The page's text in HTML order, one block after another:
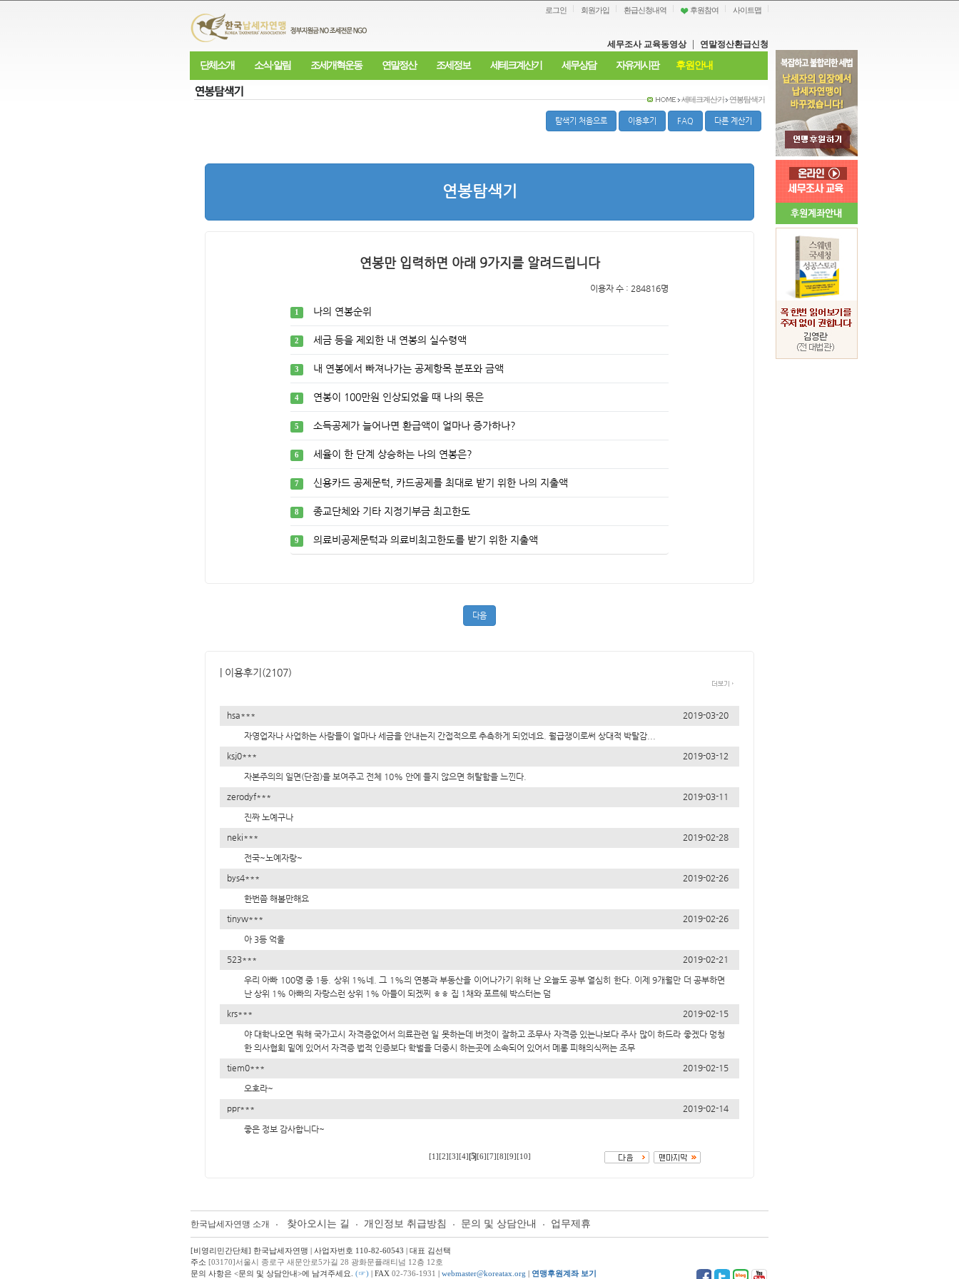
로그인 회원가입 환급신청내역 후원참여 사이트맵
세무조사 교육동영상| 연말정산환급신청
단체소개 소식·알림 조세개혁운동 연말정산 조세정보 세테크계산기 세무상담 자유게시판 후원안내
세테크계산기 연봉탐색기
탐색기 처음으로 이용후기 FAQ 다른 계산기
연봉탐색기
연봉만 입력하면 아래 9가지를 알려드립니다
이용자 수 : 284816명
1 나의 연봉순위
2 세금 등을 제외한 내 연봉의 실수령액
3 내 연봉에서 빠져나가는 공제항목 분포와 금액
4 연봉이 100만원 인상되었을 때 나의 몫은
5 소득공제가 늘어나면 환급액이 얼마나 증가하나?
6 세율이 한 단계 상승하는 나의 연봉은?
7 신용카드 공제문턱, 카드공제를 최대로 받기 위한 나의 지출액
8 종교단체와 기타 지정기부금 최고한도
9 의료비공제문턱과 의료비최고한도를 받기 위한 지출액
다음
| 이용후기(2107)
hsa*** 2019-03-20
자영업자나 사업하는 사람들이 얼마나 세금을 안내는지 간접적으로 추측하게 되었네요. 월급쟁이로써 상대적 박탈감...
ksj0***
2019-03-12
자본주의의 일면(단점)을 보여주고 전체 10% 안에 들지 않으면 허탈함을 느낀다.
zerodyf***
2019-03-11
진짜 노예구나
neki***
2019-02-28
전국~노예자랑~
bys4***
2019-02-26
한번쯤 해볼만해요
tinyw***
2019-02-26
아 3등 억울
523***
2019-02-21
우리 아빠 100명 중 1등. 상위 1%네. 그 1%의 연봉과 부동산을 이어나가기 위해 난 오늘도 공부 열심히 한다. 이제 9개월만 더 공부하면
난 상위 1% 아빠의 자랑스런 상위 1% 아들이 되겠찌 ㅎㅎ 집 1채와 포르쉐 박스터는 덤
krs***
2019-02-15
야 대학나오면 뭐해 국가고시 자격증없어서 의료관련 일 못하는데 버젓이 잘하고 조무사 자격증 있는나보다 주사 많이 하드라 좋겠다 멍청
한 의사협회 밑에 있어서 자격증 법적 인증보다 학벌을 더중시 하는곳에 소속되어 있어서 메롱 피해의식쩌는 조무
tiem0***
2019-02-15
오호라~
ppr***
2019-02-14
좋은 정보 감사합니다~
[1] [2] [3] [4][5][6] [7] [8] [9] [10]
한국납세자연맹 소개 찾아오시는 길 개인정보 취급방침 문의 및 상담안내 업무제휴
[비영리민간단체] 한국납세자연맹 | 사업자번호 110-82-60543 | 대표 김선택
주소 [03170]서울시 종로구 새문안로5가길 28 광화문플래티넘 12층 12호
문의 사항은 <문의 및 상담안내>에 남겨주세요. (☞) | FAX 02-736-1931 | webmaster@koreatax.org | 연맹후원계좌 보기